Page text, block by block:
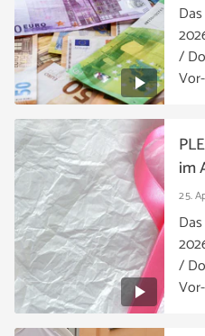
/
25.
im
/